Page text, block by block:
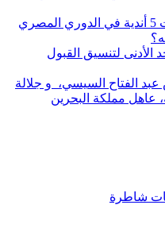
لتنسيق القبول
عبد الفتاح السيسي، و جلالة
عاهل مملكة البحرين